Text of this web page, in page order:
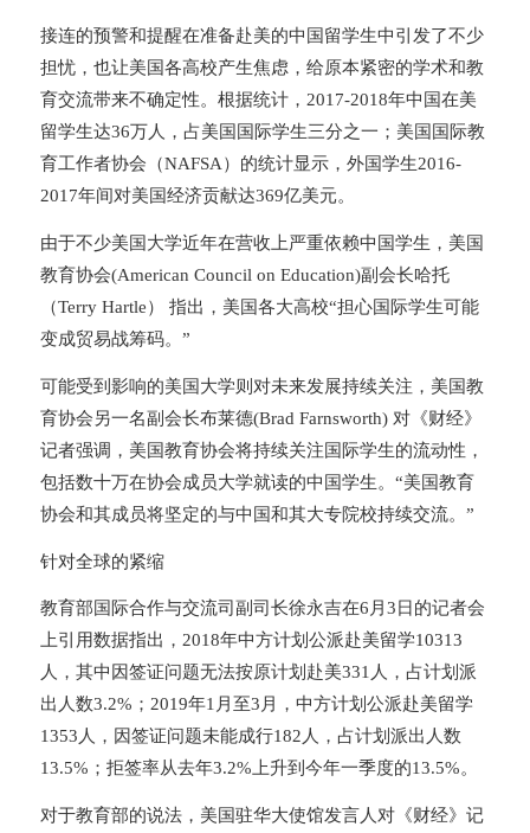
接连的预警和提醒在准备赴美的中国留学生中引发了不少
担忧，也让美国各高校产生焦虑，给原本紧密的学术和教
育交流带来不确定性。 根据统计，2017-2018年中国在美
留学生达36万人，占美国国际学生三分之一；美国国际教
育工作者协会（NAFSA）的统计显示，外国学生2016-
2017年间对美国经济贡献达369亿美元。
由于不少美国大学近年在营收上严重依赖中国学生，美国
教育协会(American Council on Education)副会长哈托
（Terry Hartle） 指出，美国各大高校“担心国际学生可能
变成贸易战筹码。”
可能受到影响的美国大学则对未来发展持续关注，美国教
育协会另一名副会长布莱德(Brad Farnsworth) 对《财经》
记者强调，美国教育协会将持续关注国际学生的流动性，
包括数十万在协会成员大学就读的中国学生。“美国教育
协会和其成员将坚定的与中国和其大专院校持续交流。”
针对全球的紧缩
教育部国际合作与交流司副司长徐永吉在6月3日的记者会
上引用数据指出，2018年中方计划公派赴美留学10313
人，其中因签证问题无法按原计划赴美331人，占计划派
出人数3.2%；2019年1月至3月，中方计划公派赴美留学
1353人，因签证问题未能成行182人，占计划派出人数
13.5%；拒签率从去年3.2%上升到今年一季度的13.5%。
对于教育部的说法，美国驻华大使馆发言人对《财经》记